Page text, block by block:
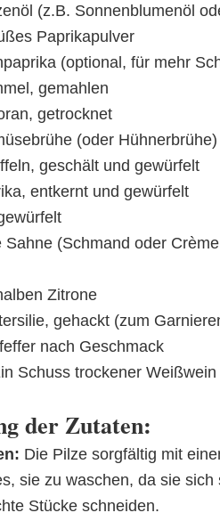
(z.B. Sonnenblumenöl
Paprikapulver
(optional, für mehr
gemahlen
getrocknet
(oder Hühnerbrühe)
geschält und gewürfelt
entkernt und gewürfelt
Sahne (Schmand oder
Zitrone
gehackt (zum
nach Geschmack
Schuss trockener Weißwein
der Zutaten:
Die Pilze sorgfältig mit
sie zu waschen, da sie
Stücke schneiden.